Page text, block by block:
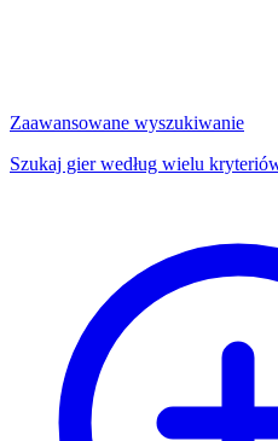
Zaawansowane wyszukiwanie
Szukaj gier według wielu